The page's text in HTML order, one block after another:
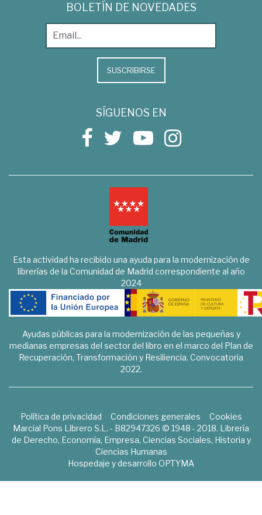
BOLETÍN DE NOVEDADES
SUSCRIBIRSE
SÍGUENOS EN
Esta actividad ha recibido una ayuda para la modernización de
librerías de la Comunidad de Madrid correspondiente al año
2024
Ayudas públicas para la modernización de las pequeñas y
medianas empresas del sector del libro en el marco del Plan de
Recuperación, Transformación y Resiliencia. Convocatoria
2022.
Política de privacidad Condiciones generales
Cookies
Marcial Pons Librero S.L. - B82947326 © 1948 - 2018. Librería
de Derecho, Economía, Empresa, Ciencias Sociales, Historia y
Ciencias Humanas
Hospedaje y desarrollo OPTYMA